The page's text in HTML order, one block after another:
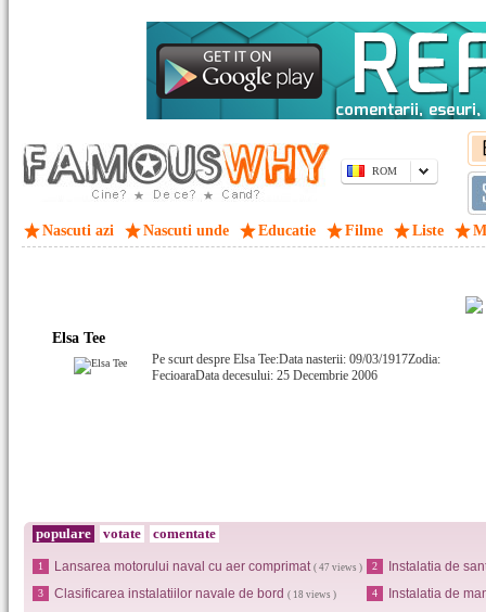
ROM
Nascuti azi Nascuti unde Educatie Filme Liste
Elsa Tee
Pe scurt despre Elsa Tee:Data nasterii: 09/03/1917Zodia:
FecioaraData decesului: 25 Decembrie 2006
populare votate comentate
1 Lansarea motorului naval cu aer comprimat ( 47 views ) 2 Instalatia de
3 Clasificarea instalatiilor navale de bord ( 18 views ) 4 Instalatia de